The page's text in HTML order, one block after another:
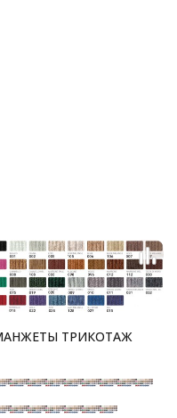
ТРИКОТАЖ